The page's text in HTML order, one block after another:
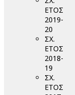
ΕΤΟΣ
2019-
20
ΣΧ.
ΕΤΟΣ
2018-
19
ΣΧ.
ΕΤΟΣ